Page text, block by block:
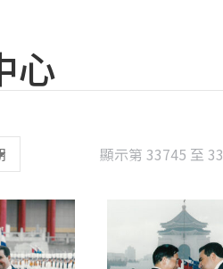
心
顯示第 33745 至